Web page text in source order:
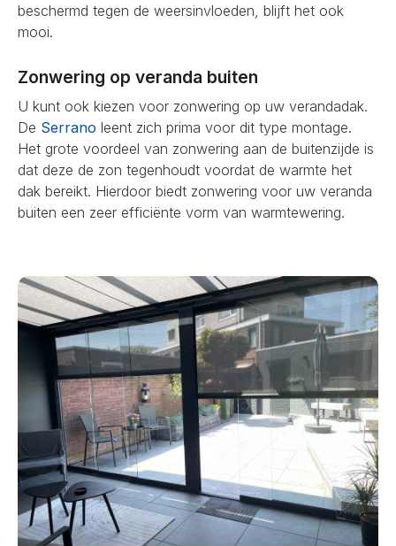
beschermd tegen de weersinvloeden, blijft het ook
mooi.
Zonwering op veranda buiten
U kunt ook kiezen voor zonwering op uw verandadak.
De Serrano leent zich prima voor dit type montage.
Het grote voordeel van zonwering aan de buitenzijde is
dat deze de zon tegenhoudt voordat de warmte het
dak bereikt. Hierdoor biedt zonwering voor uw veranda
buiten een zeer efficiënte vorm van warmtewering.